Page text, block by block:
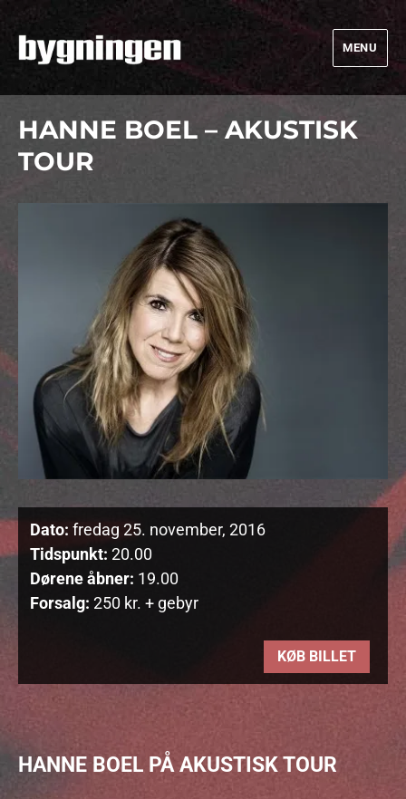
Bygningen
MENU
HANNE BOEL – AKUSTISK
TOUR
Dato: fredag 25. november, 2016
Tidspunkt: 20.00
Dørene åbner: 19.00
Forsalg: 250 kr. + gebyr
KØB BILLET
HANNE BOEL PÅ AKUSTISK TOUR